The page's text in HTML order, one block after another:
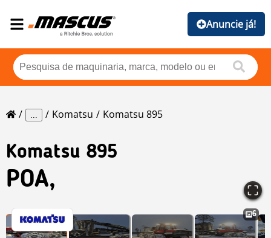
Anuncie já!
... Komatsu Komatsu 895
Komatsu 895
POA,
6